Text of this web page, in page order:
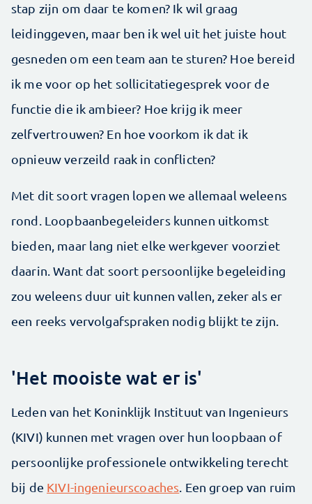
stap zijn om daar te komen? Ik wil graag
leidinggeven, maar ben ik wel uit het juiste hout
gesneden om een team aan te sturen? Hoe bereid
ik me voor op het sollicitatiegesprek voor de
functie die ik ambieer? Hoe krijg ik meer
zelfvertrouwen? En hoe voorkom ik dat ik
opnieuw verzeild raak in conflicten?
Met dit soort vragen lopen we allemaal weleens
rond. Loopbaanbegeleiders kunnen uitkomst
bieden, maar lang niet elke werkgever voorziet
daarin. Want dat soort persoonlijke begeleiding
zou weleens duur uit kunnen vallen, zeker als er
een reeks vervolgafspraken nodig blijkt te zijn.
'Het mooiste wat er is'
Leden van het Koninklijk Instituut van Ingenieurs
(KIVI) kunnen met vragen over hun loopbaan of
persoonlijke professionele ontwikkeling terecht
bij de KIVI-ingenieurscoaches. Een groep van ruim